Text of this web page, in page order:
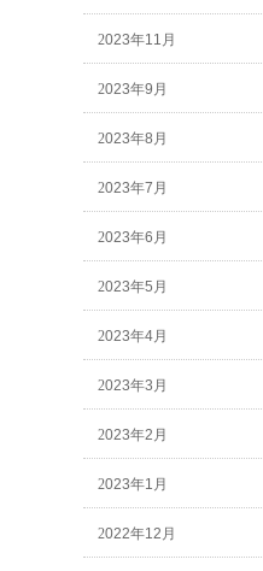
2023年11月
2023年9月
2023年8月
2023年7月
2023年6月
2023年5月
2023年4月
2023年3月
2023年2月
2023年1月
2022年12月